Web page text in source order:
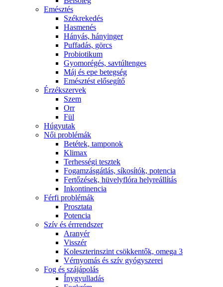
Emésztés
Székrekedés
Hasmenés
Hányás, hányinger
Puffadás, görcs
Probiotikum
Gyomorégés, savtúltenges
Máj és epe betegség
Emésztést elősegítő
Érzékszervek
Szem
Orr
Fül
Húgyutak
Női problémák
Betétek, tamponok
Klimax
Terhességi tesztek
Fogamzásgátlás, síkosítók, potencia
Fertőzések, hüvelyflóra helyreállítás
Inkontinencia
Férfi problémák
Prosztata
Potencia
Szív és érrrendszer
Aranyér
Visszér
Koleszterinszint csökkentők, omega 3
Vérnyomás és szív gyógyszerei
Fog és szájápolás
Í́nygyulladás